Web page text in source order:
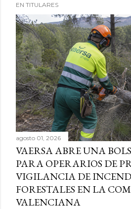
EN TITULARES
agosto 01, 2026
VAERSA ABRE UNA
PARA OPERARIOS DE
VIGILANCIA DE
FORESTALES EN LA
VALENCIANA